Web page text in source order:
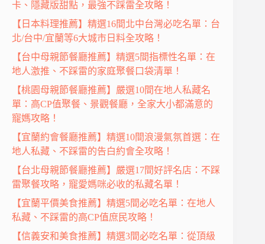
卡、隱藏版甜點，最強不踩雷全攻略！
【日本料理推薦】精選16間北中台灣必吃名單：台
北/台中/宜蘭等6大城市日料全攻略！
【台中母親節餐廳推薦】精選5間指標性名單：在
地人激推、不踩雷的家庭聚餐口袋清單！
【桃園母親節餐廳推薦】嚴選10間在地人私藏名
單：高CP值聚餐、景觀餐廳，全家大小都滿意的
寵媽攻略！
【宜蘭約會餐廳推薦】精選10間浪漫氣氛首選：在
地人私藏、不踩雷的告白約會全攻略！
【台北母親節餐廳推薦】嚴選17間好評名店：不踩
雷聚餐攻略，寵愛媽咪必收的私藏名單！
【宜蘭平價美食推薦】精選5間必吃名單：在地人
私藏、不踩雷的高CP值庶民攻略！
【信義安和美食推薦】精選3間必吃名單：從頂級